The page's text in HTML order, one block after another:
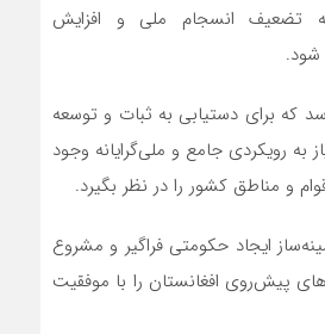
تضعیف انسجام ملی و افزایش
که برای دستیابی به ثبات و توسعه
به رویکردی جامع و ملی‌گرایانه وجود
و مناطق کشور را در نظر بگیرد.
ایجاد حکومتی فراگیر و مشروع
پیش‌روی افغانستان را با موفقیت